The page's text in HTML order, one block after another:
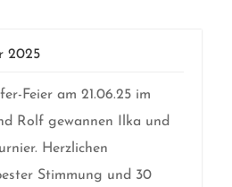
2025
Feier am 21.06.25 im
Rolf gewannen Ilka und
Herzlichen
Stimmung und 30